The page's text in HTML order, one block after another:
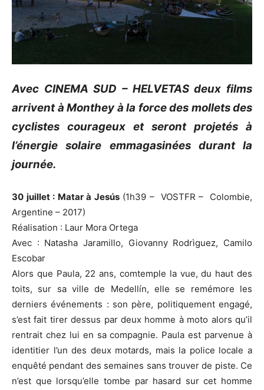
Avec CINEMA SUD – HELVETAS deux films
arrivent à Monthey à la force des mollets des
cyclistes courageux et seront projetés à
l’énergie solaire emmagasinées durant la
journée.
30 juillet : Matar à Jesús(1h39 – VOSTFR – Colombie,
Argentine – 2017)
Réalisation : Laur Mora Ortega
Avec : Natasha Jaramillo, Giovanny Rodrìguez, Camilo
Escobar
Alors que Paula, 22 ans, comtemple la vue, du haut des
toits, sur sa ville de Medellín, elle se remémore les
derniers événements : son père, politiquement engagé,
s’est fait tirer dessus par deux homme à moto alors qu’il
rentrait chez lui en sa compagnie. Paula est parvenue à
identitier l’un des deux motards, mais la police locale a
enquêté pendant des semaines sans trouver de piste. Ce
n’est que lorsqu’elle tombe par hasard sur cet homme